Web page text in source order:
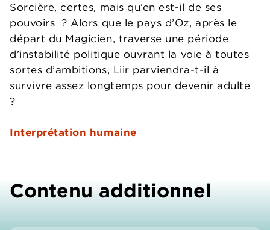
Sorcière, certes, mais qu’en est-il de ses
pouvoirs ? Alors que le pays d’Oz, après le
départ du Magicien, traverse une période
d’instabilité politique ouvrant la voie à toutes
sortes d’ambitions, Liir parviendra-t-il à
survivre assez longtemps pour devenir adulte
?
Interprétation humaine
Contenu additionnel